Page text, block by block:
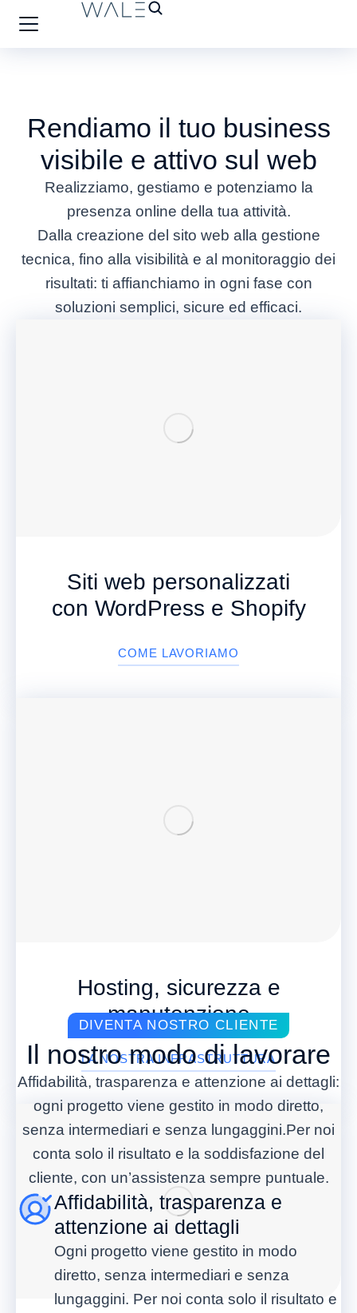
Rendiamo il tuo business
visibile e attivo sul web
Realizziamo, gestiamo e potenziamo la
presenza online della tua attività.
Dalla creazione del sito web alla gestione
tecnica, fino alla visibilità e al monitoraggio dei
risultati: ti affianchiamo in ogni fase con
soluzioni semplici, sicure ed efficaci.
Siti web personalizzati
con WordPress e Shopify
COME LAVORIAMO
Hosting, sicurezza e
manutenzione
LA NOSTRA INFRASTRUTTURA
DIVENTA NOSTRO CLIENTE
Il nostro modo di lavorare
Affidabilità, trasparenza e attenzione ai dettagli:
ogni progetto viene gestito in modo diretto,
senza intermediari e senza lungaggini.Per noi
conta solo il risultato e la soddisfazione del
cliente, con un’assistenza sempre puntuale.
Affidabilità, trasparenza e
attenzione ai dettagli
Ogni progetto viene gestito in modo
diretto, senza intermediari e senza
lungaggini. Per noi conta solo il risultato e